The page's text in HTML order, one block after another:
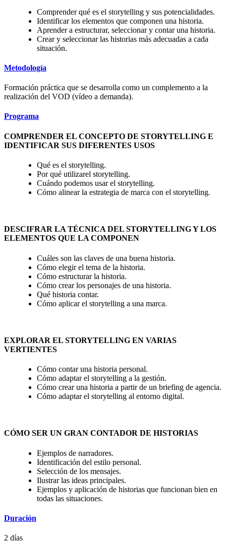
Comprender qué es el storytelling y sus potencialidades.
Identificar los elementos que componen una historia.
Aprender a estructurar, seleccionar y contar una historia.
Crear y seleccionar las historias más adecuadas a cada
situación.
Metodología
Formación práctica que se desarrolla como un complemento a la
realización del VOD (vídeo a demanda).
Programa
COMPRENDER EL CONCEPTO DE STORYTELLING E
IDENTIFICAR SUS DIFERENTES USOS
Qué es el storytelling.
Por qué utilizarel storytelling.
Cuándo podemos usar el storytelling.
Cómo alinear la estrategia de marca con el storytelling.
DESCIFRAR LA TÉCNICA DEL STORYTELLING Y LOS
ELEMENTOS QUE LA COMPONEN
Cuáles son las claves de una buena historia.
Cómo elegir el tema de la historia.
Cómo estructurar la historia.
Cómo crear los personajes de una historia.
Qué historia contar.
Cómo aplicar el storytelling a una marca.
EXPLORAR EL STORYTELLING EN VARIAS
VERTIENTES
Cómo contar una historia personal.
Cómo adaptar el storytelling a la gestión.
Cómo crear una historia a partir de un briefing de agencia.
Cómo adaptar el storytelling al entorno digital.
CÓMO SER UN GRAN CONTADOR DE HISTORIAS
Ejemplos de narradores.
Identificación del estilo personal.
Selección de los mensajes.
Ilustrar las ideas principales.
Ejemplos y aplicación de historias que funcionan bien en
todas las situaciones.
Duración
2 días